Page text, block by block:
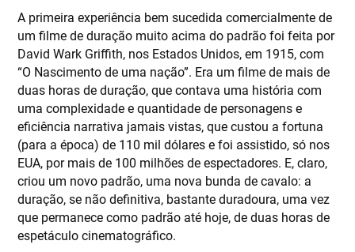
A primeira experiência bem sucedida comercialmente de
um filme de duração muito acima do padrão foi feita por
David Wark Griffith, nos Estados Unidos, em 1915, com
“O Nascimento de uma nação”. Era um filme de mais de
duas horas de duração, que contava uma história com
uma complexidade e quantidade de personagens e
eficiência narrativa jamais vistas, que custou a fortuna
(para a época) de 110 mil dólares e foi assistido, só nos
EUA, por mais de 100 milhões de espectadores. E, claro,
criou um novo padrão, uma nova bunda de cavalo: a
duração, se não definitiva, bastante duradoura, uma vez
que permanece como padrão até hoje, de duas horas de
espetáculo cinematográfico.